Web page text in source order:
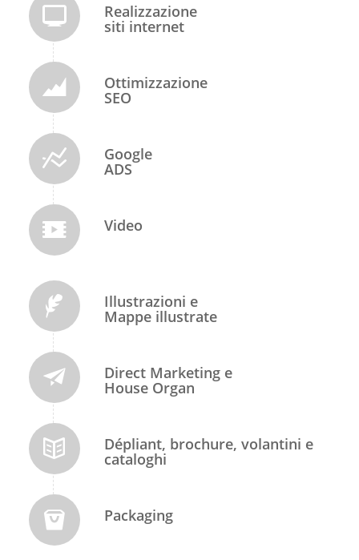
Realizzazione
siti internet
Ottimizzazione
SEO
Google
ADS
Video
Illustrazioni e
Mappe illustrate
Direct Marketing e
House Organ
Dépliant, brochure, volantini e
cataloghi
Packaging